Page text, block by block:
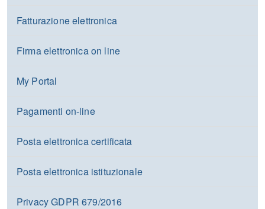
Fatturazione elettronica
Firma elettronica on line
My Portal
Pagamenti on-line
Posta elettronica certificata
Posta elettronica istituzionale
Privacy GDPR 679/2016